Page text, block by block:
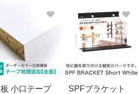
小口テープ
SPFブラケット